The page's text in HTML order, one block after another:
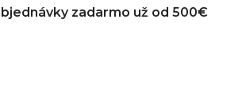
zadarmo už od 500€